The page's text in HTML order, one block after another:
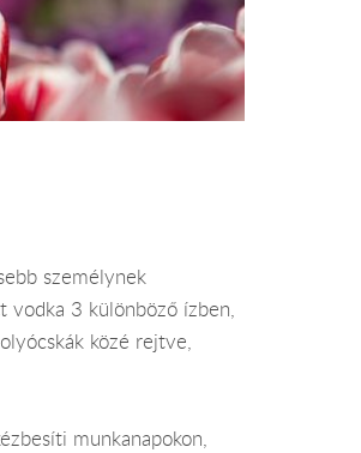
személynek
vodka 3 különböző ízben,
közé rejtve,
munkanapokon,